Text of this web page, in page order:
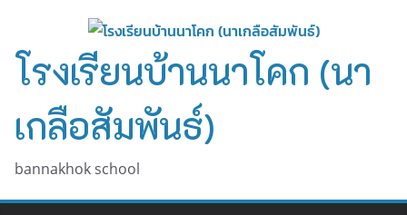
content
โรงเรียนบ้านนาโคก (นา
เกลือสัมพันธ์)
bannakhok school